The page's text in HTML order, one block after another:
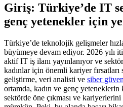
Giriş: Türkiye’de IT
genç yetenekler için
Türkiye’de teknolojik gelişmeler
büyümeye devam ediyor. 2026 yılı
aktif IT iş ilanı yayınlanıyor ve
kadınlar için önemli kariyer
geliştirme, veri analisti ve siber
ortamda, kadın ve genç
sektörde öne çıkması ve